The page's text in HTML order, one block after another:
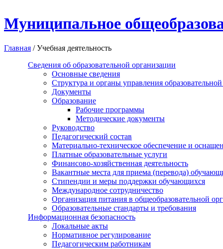
Муниципальное
Главная /Учебная деятельность
Сведения об образовательной организации
Основные сведения
Структура и органы управления
Документы
Образование
Рабочие программы
Методические документы
Руководство
Педагогический состав
Материально-техническое обеспечение и
Платные образовательные услуги
Финансово-хозяйственная деятельность
Вакантные места для приема (перевода)
Стипендии и меры поддержки обучающихся
Международное сотрудничество
Организация питания в общеобразовательной
Образовательные стандарты и требования
Информационная безопасность
Локальные акты
Нормативное регулирование
Педагогическим работникам